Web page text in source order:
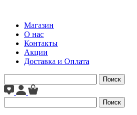
Магазин
О нас
Контакты
Акции
Доставка и Оплата
Поиск
Поиск